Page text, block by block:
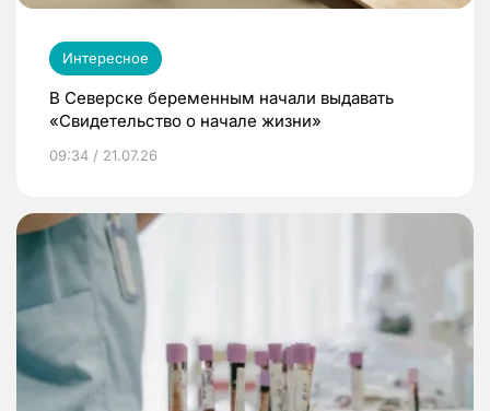
Интересное
В Северске беременным начали выдавать
«Свидетельство о начале жизни»
09:34 / 21.07.26